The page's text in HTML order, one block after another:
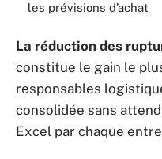
les prévisions d’achat
La réduction des
constitue le gain le
responsables
consolidée sans
Excel par chaque